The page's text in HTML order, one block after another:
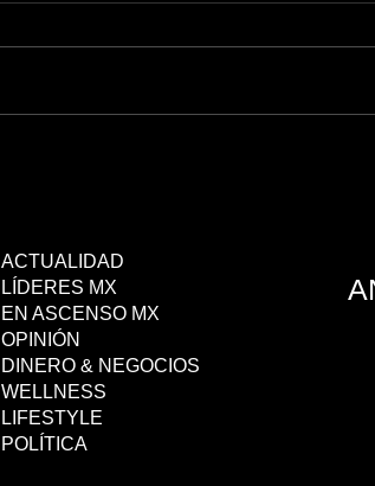
ACTUALIDAD
LÍDERES MX
EN ASCENSO MX
OPINIÓN
DINERO & NEGOCIOS
WELLNESS
LIFESTYLE
POLÍTICA